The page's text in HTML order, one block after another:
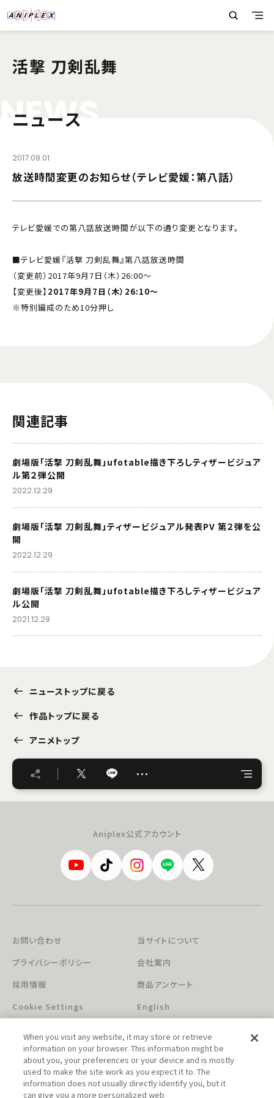
活撃 刀剣乱舞
NEWS
ニュース
2017.09.01
放送時間変更のお知らせ（テレビ愛媛：第八話）
テレビ愛媛での第八話放送時間が以下の通り変更となります。
■テレビ愛媛『活撃 刀剣乱舞』第八話放送時間
（変更前）2017年9月7日（木）26:00～
【変更後】 2017年9月7日（木）26:10～
※特別編成のため10分押し
関連記事
劇場版「活撃 刀剣乱舞」ufotable描き下ろしティザービジュア
ル第２弾公開
2022.12.29
劇場版「活撃 刀剣乱舞」ティザービジュアル発表PV 第２弾を公
開
2022.12.29
劇場版「活撃 刀剣乱舞」ufotable描き下ろしティザービジュア
ル公開
2021.12.29
ニューストップに戻る
作品トップに戻る
アニメトップ
…
Aniplex公式アカウント
お問い合わせ
当サイトについて
プライバシーポリシー
会社案内
採用情報
商品アンケート
Cookie Settings
English
When you visit any website, it may store or retrieve
information on your browser. This information might be
about you, your preferences or your device and is mostly
used to make the site work as you expect it to. The
information does not usually directly identify you, but it
can give you a more personalized web